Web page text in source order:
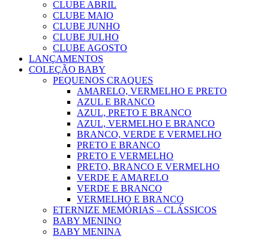
CLUBE ABRIL
CLUBE MAIO
CLUBE JUNHO
CLUBE JULHO
CLUBE AGOSTO
LANÇAMENTOS
COLEÇÃO BABY
PEQUENOS CRAQUES
AMARELO, VERMELHO E PRETO
AZUL E BRANCO
AZUL, PRETO E BRANCO
AZUL, VERMELHO E BRANCO
BRANCO, VERDE E VERMELHO
PRETO E BRANCO
PRETO E VERMELHO
PRETO, BRANCO E VERMELHO
VERDE E AMARELO
VERDE E BRANCO
VERMELHO E BRANCO
ETERNIZE MEMÓRIAS – CLÁSSICOS
BABY MENINO
BABY MENINA